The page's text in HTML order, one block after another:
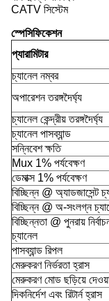
CATV সিস্টেম
স্পেসিফিকেশন
প্যারামিটার
চ্যানেল নম্বর
অপারেশন তরঙ্গদৈর্ঘ্য
চ্যানেল কেন্দ্রীয় তরঙ্গদৈর্ঘ্য
চ্যানেল পাসব্যান্ড
সন্নিবেশ ক্ষতি
Mux 1% পর্যবেক্ষণ
ডেমাক্স 1% পর্যবেক্ষণ
বিচ্ছিন্ন @ অ্যাডজাসেন্ট
বিচ্ছিন্ন @ অ-সংলগ্ন
বিচ্ছিন্নতা @ পুনরায়
চ্যানেল
পাসব্যান্ড রিপল
মেরুকরণ নির্ভরতা হ্রাস
মেরুকরণ মোড ছড়িয়ে
দিকনির্দেশ এবং রিটার্ন হ্রাস